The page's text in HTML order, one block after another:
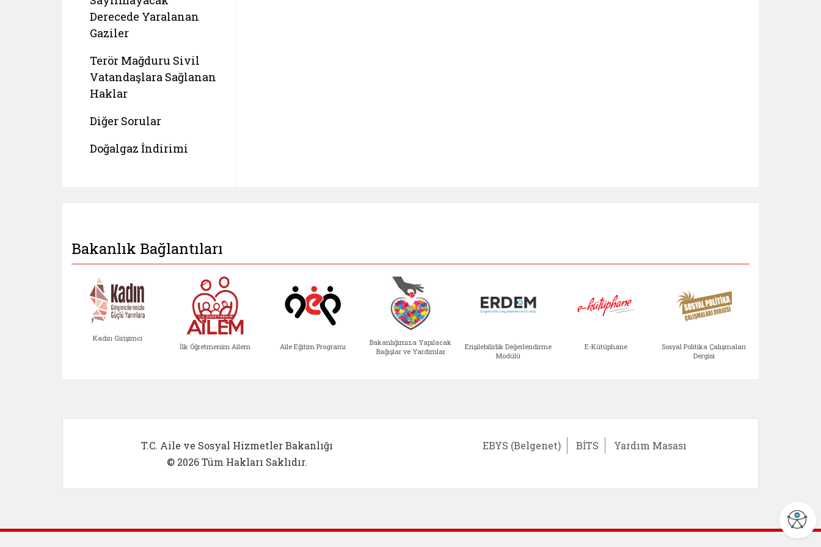
Derecede Yaralanan
Gaziler
Terör Mağduru Sivil
Vatandaşlara Sağlanan
Haklar
Diğer Sorular
Doğalgaz İndirimi
Bakanlık Bağlantıları
Kadın Girişimci
İlk Öğretmenim Ailem Aile Eğitim Programı
Bakanlığımıza Yapılacak
Bağışlar ve Yardımlar
Erişilebilirlik Değerlendirme
Modülü
E-Kütüphane
Sosyal Politika Çalışmaları
Dergisi
T.C. Aile ve Sosyal Hizmetler Bakanlığı
© 2026 Tüm Hakları Saklıdır.
EBYS (Belgenet) BİTS Yardım Masası